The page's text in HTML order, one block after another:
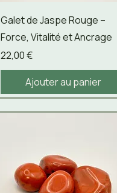
Aperçu rapide
Galet de Jaspe Rouge –
Force, Vitalité et Ancrage
Prix
22,00 €
Ajouter au panier